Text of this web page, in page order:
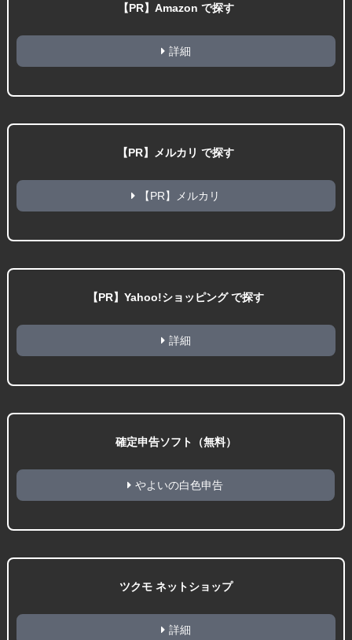
【PR】Amazon で探す
詳細
【PR】メルカリ で探す
【PR】メルカリ
【PR】Yahoo!ショッピング で探す
詳細
確定申告ソフト（無料）
やよいの白色申告
ツクモ ネットショップ
詳細